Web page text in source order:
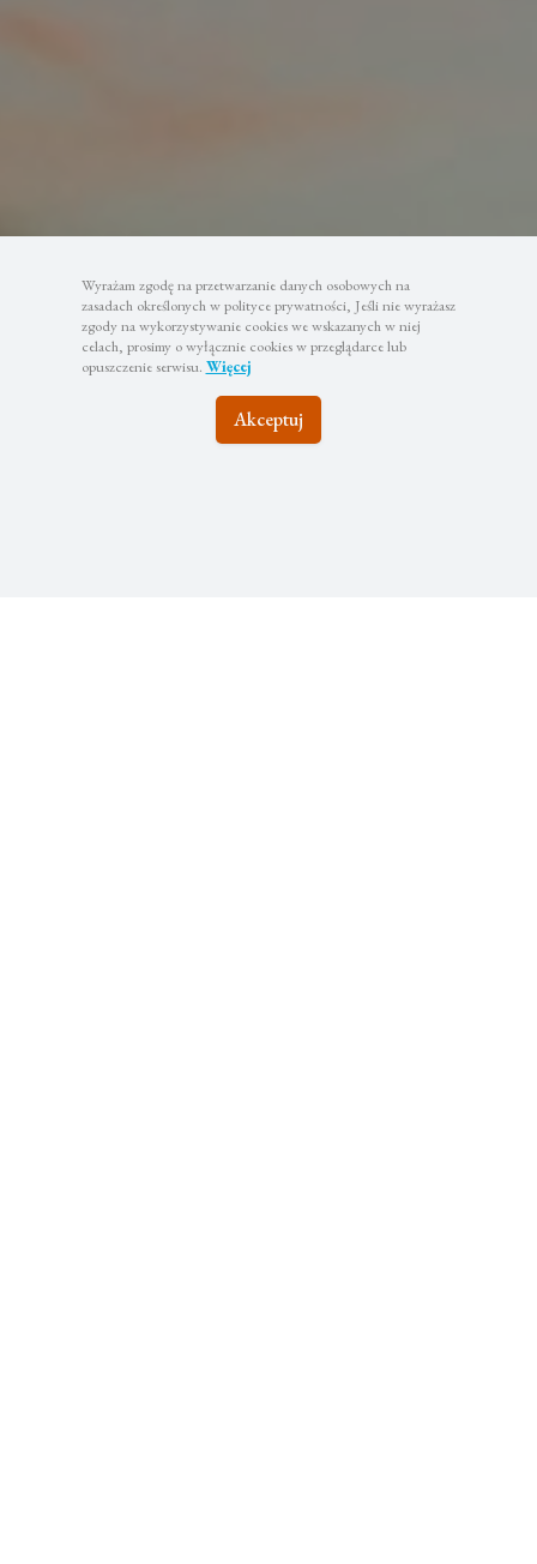
Wyrażam zgodę na przetwarzanie danych osobowych na
zasadach określonych w polityce prywatności, Jeśli nie wyrażasz
zgody na wykorzystywanie cookies we wskazanych w niej
celach, prosimy o wyłącznie cookies w przeglądarce lub
opuszczenie serwisu. Więcej
Akceptuj